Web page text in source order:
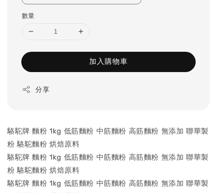
數量
加入購物車
分享
駱駝牌 麵粉 1kg 低筋麵粉 中筋麵粉 高筋麵粉 無添加 聯華製
粉 駱駝麵粉 烘焙原料
駱駝牌 麵粉 1kg 低筋麵粉 中筋麵粉 高筋麵粉 無添加 聯華製
粉 駱駝麵粉 烘焙原料
駱駝牌 麵粉 1kg 低筋麵粉 中筋麵粉 高筋麵粉 無添加 聯華製